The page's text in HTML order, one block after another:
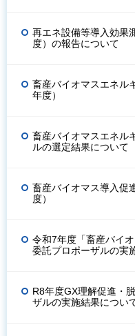
再エネ設備等導入効果
度）の報告について
畜産バイオマスエネル
年度）
畜産バイオマスエネル
ルの選定結果について
畜産バイオマス導入促
度）
令和7年度「畜産バイ
委託プロポーザルの実
R8年度GX理解促進・
ザルの実施結果につい